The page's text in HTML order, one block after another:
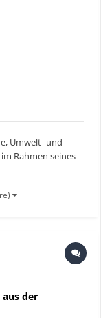
Umwelt- und
Rahmen seines
Bischofshofen
aus der